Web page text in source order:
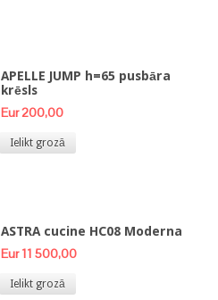
APELLE JUMP h=65 pusbāra
krēsls
Eur 200,00
Ielikt grozā
ASTRA cucine HC08 Moderna
Eur 11 500,00
Ielikt grozā